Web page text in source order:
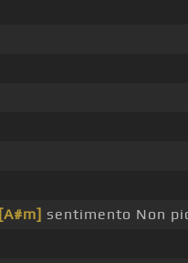
[A#m] sentimento Non